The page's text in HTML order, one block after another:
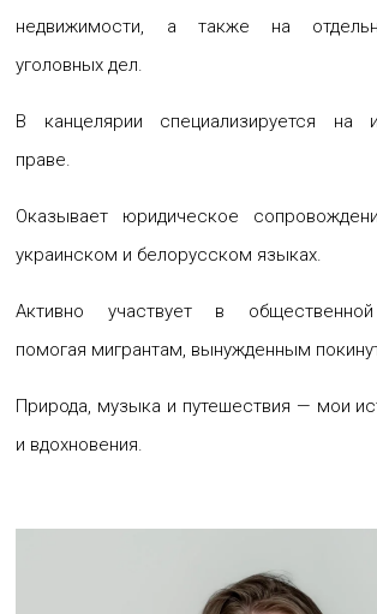
недвижимости, а также на
уголовных дел.
В канцелярии специализируется на
праве.
Оказывает юридическое
украинском и белорусском языках.
Активно участвует в общественной
помогая мигрантам, вынужденным
Природа, музыка и путешествия — мои
и вдохновения.